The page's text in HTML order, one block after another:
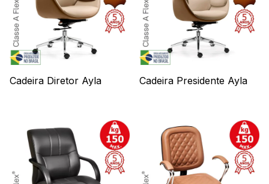
Cadeira Diretor Ayla Cadeira Presidente Ayla